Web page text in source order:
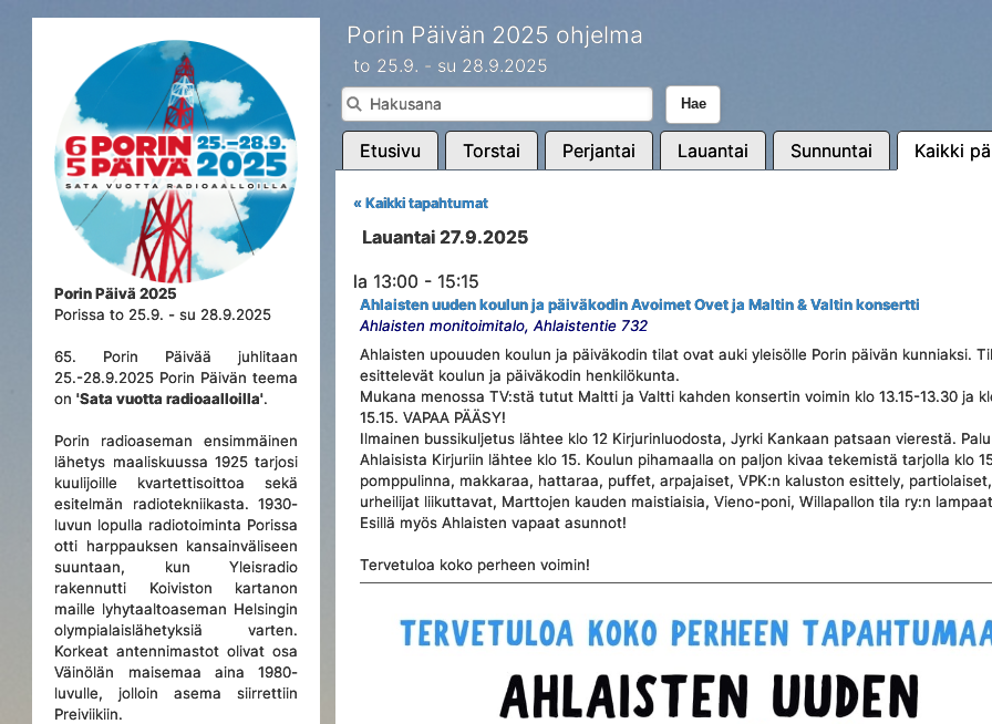
Porin Päivä 2025
Porissa to 25.9. - su 28.9.2025
65. Porin Päivää juhlitaan
25.-28.9.2025 Porin Päivän teema
on'Sata vuotta radioaalloilla'.
Porin radioaseman ensimmäinen
lähetys maaliskuussa 1925 tarjosi
kuulijoille kvartettisoittoa sekä
esitelmän radiotekniikasta. 1930-
luvun lopulla radiotoiminta Porissa
otti harppauksen kansainväliseen
suuntaan, kun Yleisradio
rakennutti Koiviston kartanon
maille lyhytaaltoaseman Helsingin
olympialaislähetyksiä varten.
Korkeat antennimastot olivat osa
Väinölän maisemaa aina 1980-
luvulle, jolloin asema siirrettiin
Preiviikiin.
Porin Päivän 2025 ohjelma
to 25.9. - su 28.9.2025
Hae
Etusivu Torstai Perjantai Lauantai Sunnuntai Kaikki
« Kaikki tapahtumat
Lauantai 27.9.2025
la 13:00 - 15:15
Ahlaisten uuden koulun ja päiväkodin Avoimet Ovet ja Maltin & Valtin konsertti
Ahlaisten monitoimitalo, Ahlaistentie 732
Ahlaisten upouuden koulun ja päiväkodin tilat ovat auki yleisölle Porin päivän kunniaksi.
esittelevät koulun ja päiväkodin henkilökunta.
Mukana menossa TV:stä tutut Maltti ja Valtti kahden konsertin voimin klo 13.15-13.30 ja
15.15. VAPAA PÄÄSY!
Ilmainen bussikuljetus lähtee klo 12 Kirjurinluodosta, Jyrki Kankaan patsaan vierestä.
Ahlaisista Kirjuriin lähtee klo 15. Koulun pihamaalla on paljon kivaa tekemistä tarjolla klo
pomppulinna, makkaraa, hattaraa, puffet, arpajaiset, VPK:n kaluston esittely,
urheilijat liikuttavat, Marttojen kauden maistiaisia, Vieno-poni, Willapallon tila ry:n
Esillä myös Ahlaisten vapaat asunnot!
Tervetuloa koko perheen voimin!